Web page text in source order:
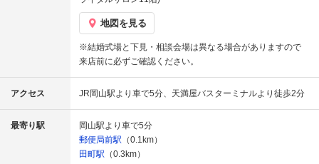
地図を見る
※結婚式場と下見・相談会場は異なる場合がありますので
来店前に必ずご確認ください。
アクセス JR岡山駅より車で5分、天満屋バスターミナルより徒歩2分
最寄り駅
岡山駅より車で5分
郵便局前駅 （0.1km）
田町駅 （0.3km）